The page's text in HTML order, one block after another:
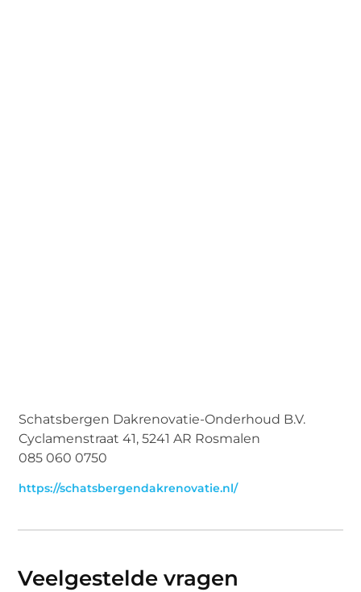
Schatsbergen Dakrenovatie-Onderhoud B.V.
Cyclamenstraat 41, 5241 AR Rosmalen
085 060 0750
https://schatsbergendakrenovatie.nl/
Veelgestelde vragen